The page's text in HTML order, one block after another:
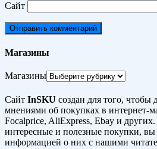
Сайт
Магазины
Магазины
Сайт InSKU создан для того, чтобы
мнениями об покупках в интернет-
Focalprice, AliExpress, Ebay и
интересные и полезные покупки,
информацией о них с нашими